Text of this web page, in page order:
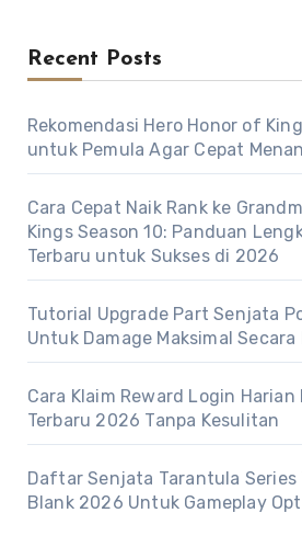
Recent Posts
Rekomendasi Hero Honor of
untuk Pemula Agar Cepat
Cara Cepat Naik Rank ke
Kings Season 10: Panduan
Terbaru untuk Sukses di 2026
Tutorial Upgrade Part Senjata
Untuk Damage Maksimal
Cara Klaim Reward Login
Terbaru 2026 Tanpa Kesulitan
Daftar Senjata Tarantula Series
Blank 2026 Untuk Gameplay